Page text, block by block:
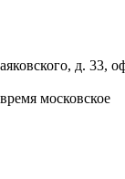
д. 33,
московское